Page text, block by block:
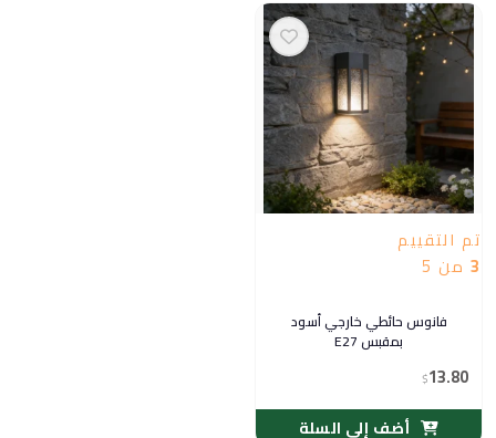
تم التقييم
3 من 5
فانوس حائطي خارجي أسود
بمقبس E27
$13.80
أضف إلى السلة